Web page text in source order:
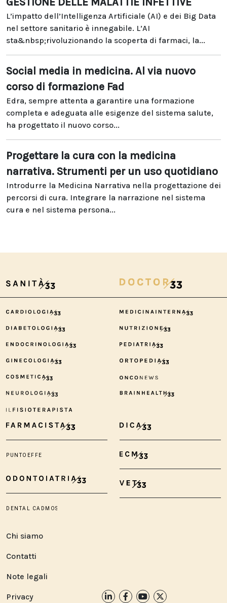
L’impatto dell’Intelligenza Artificiale (AI) e dei Big Data
nel settore sanitario è innegabile. L’AI
sta&nbsp;rivoluzionando la scoperta di farmaci, la...
Social media in medicina. Al via nuovo
corso di formazione Fad
Edra, sempre attenta a garantire una formazione
completa e adeguata alle esigenze del sistema salute,
ha progettato il nuovo corso...
Progettare la cura con la medicina
narrativa. Strumenti per un uso quotidiano
Introdurre la Medicina Narrativa nella progettazione dei
percorsi di cura. Integrare la narrazione nel sistema
cura e nel sistema persona...
Chi siamo
Contatti
Note legali
Privacy